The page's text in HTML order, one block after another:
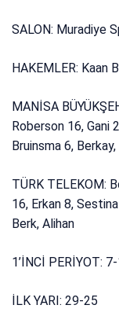
SALON: Muradiye
HAKEMLER: Kaan
MANİSA
Roberson 16, Gani
Bruinsma 6,
TÜRK TELEKOM:
16, Erkan 8,
Berk, Alihan
1’İNCİ PERİYOT:
İLK YARI: 29-25